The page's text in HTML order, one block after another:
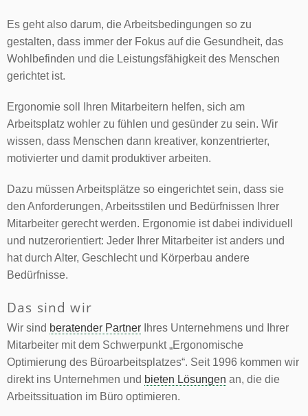
Es geht also darum, die Arbeitsbedingungen so zu
gestalten, dass immer der Fokus auf die Gesundheit, das
Wohlbefinden und die Leistungsfähigkeit des Menschen
gerichtet ist.
Ergonomie soll Ihren Mitarbeitern helfen, sich am
Arbeitsplatz wohler zu fühlen und gesünder zu sein. Wir
wissen, dass Menschen dann kreativer, konzentrierter,
motivierter und damit produktiver arbeiten.
Dazu müssen Arbeitsplätze so eingerichtet sein, dass sie
den Anforderungen, Arbeitsstilen und Bedürfnissen Ihrer
Mitarbeiter gerecht werden. Ergonomie ist dabei individuell
und nutzerorientiert: Jeder Ihrer Mitarbeiter ist anders und
hat durch Alter, Geschlecht und Körperbau andere
Bedürfnisse.
Das sind wir
Wir sind beratender Partner Ihres Unternehmens und Ihrer
Mitarbeiter mit dem Schwerpunkt „Ergonomische
Optimierung des Büroarbeitsplatzes“. Seit 1996 kommen wir
direkt ins Unternehmen und bieten Lösungen an, die die
Arbeitssituation im Büro optimieren.